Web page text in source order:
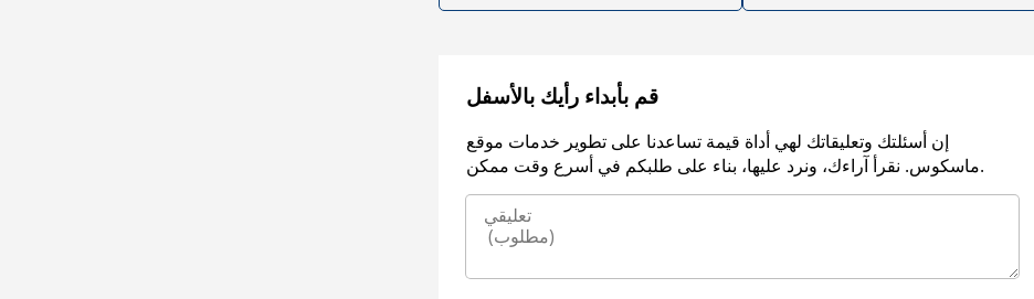
قم بأبداء رأيك بالأسفل
إن أسئلتك وتعليقاتك لهي أداة قيمة تساعدنا على تطوير خدمات موقع
ماسكوس. نقرأ آراءك، ونرد عليها، بناء على طلبكم في أسرع وقت ممكن.